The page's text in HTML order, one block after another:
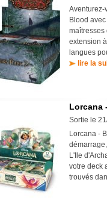
Aventurez-
Blood
maîtresses
extension
langues
lire la
Lorcana
Sortie le
Lorcana -
L'Ile
votre deck
trouvés